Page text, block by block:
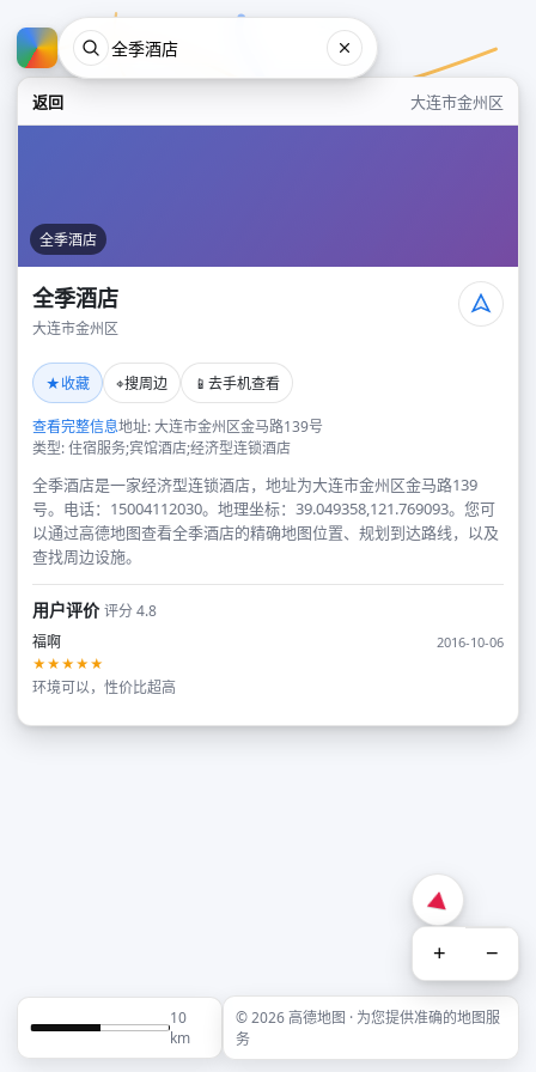
返回 大连市金州区
全季酒店
全季酒店
大连市金州区
★收藏 ⌖搜周边 📱 去手机查看
查看完整信息地址: 大连市金州区金马路139号
类型: 住宿服务;宾馆酒店;经济型连锁酒店
全季酒店是一家经济型连锁酒店，地址为大连市金州区金马路139
号。电话：15004112030。地理坐标：39.049358,121.769093。您可
以通过高德地图查看全季酒店的精确地图位置、规划到达路线，以及
查找周边设施。
用户评价评分 4.8
福啊
2016-10-06
★★★★★
环境可以，性价比超高
+ −
10
km
© 2026 高德地图 · 为您提供准确的地图服
务